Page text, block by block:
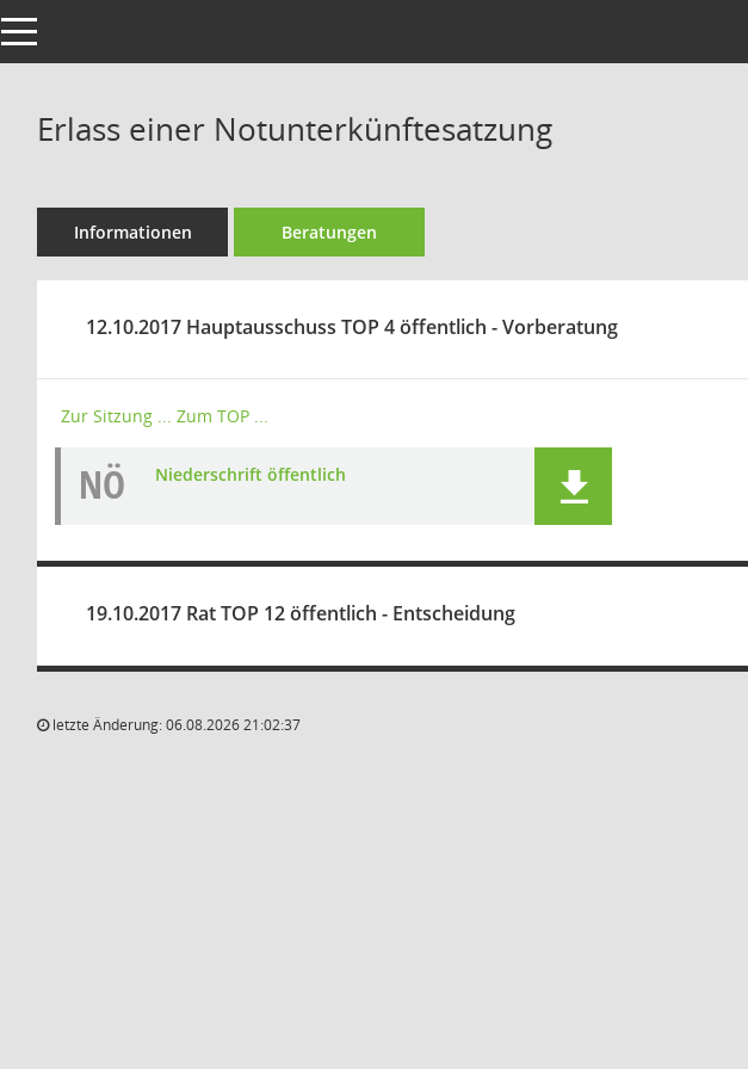
Toggle navigation
Erlass einer Notunterkünftesatzung
Informationen Beratungen
12.10.2017 Hauptausschuss TOP 4 öffentlich - Vorberatung
Zur Sitzung ... Zum TOP ...
NÖ Niederschrift öffentlich
19.10.2017 Rat TOP 12 öffentlich - Entscheidung
letzte Änderung: 06.08.2026 21:02:37